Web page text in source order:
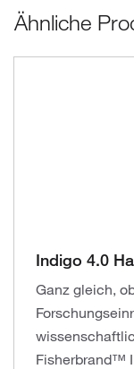
Ähnliche
Indigo 4.0
Ganz gleich,
Fisherbrand™